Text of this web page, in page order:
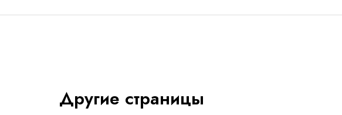
Другие страницы